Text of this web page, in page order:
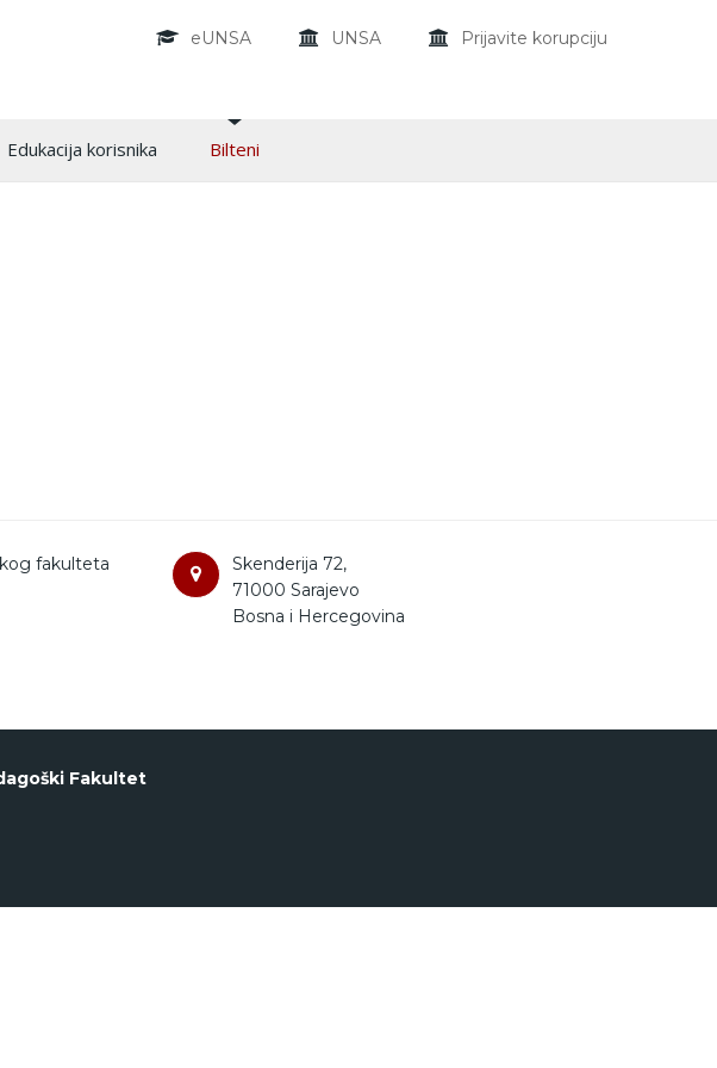
eUNSA UNSA Prijavite korupciju
Edukacija korisnika Bilteni
fakulteta
Skenderija 72,
71000 Sarajevo
Bosna i Hercegovina
Fakultet